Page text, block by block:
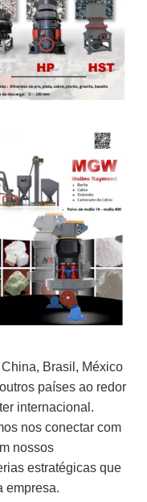
Brasil, México
países ao redor
internacional.
nos conectar com
nossos
estratégicas que
empresa.